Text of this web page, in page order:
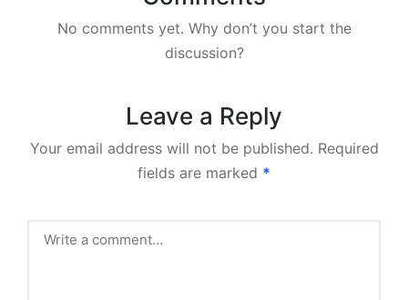
No comments yet. Why don’t you start the
discussion?
Leave a Reply
Your email address will not be published. Required
fields are marked *